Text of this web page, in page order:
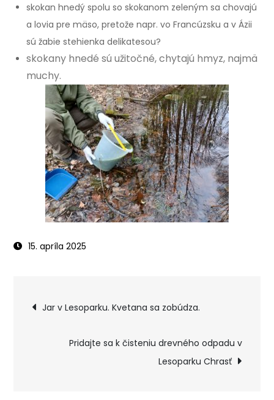
skokan hnedý spolu so skokanom zeleným sa chovajú
a lovia pre mäso, pretože napr. vo Francúzsku a v Ázii
sú žabie stehienka delikatesou?
skokany hnedé sú užitočné, chytajú hmyz, najmä
muchy.
15. apríla 2025
Navigácia
Jar v Lesoparku. Kvetana sa zobúdza.
Pridajte sa k čisteniu drevného odpadu v
Lesoparku Chrasť